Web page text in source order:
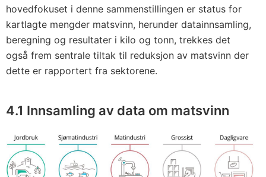
hovedfokuset i denne sammenstillingen er status for
kartlagte mengder matsvinn, herunder datainnsamling,
beregning og resultater i kilo og tonn, trekkes det
også frem sentrale tiltak til reduksjon av matsvinn der
dette er rapportert fra sektorene.
4.1 Innsamling av data om matsvinn